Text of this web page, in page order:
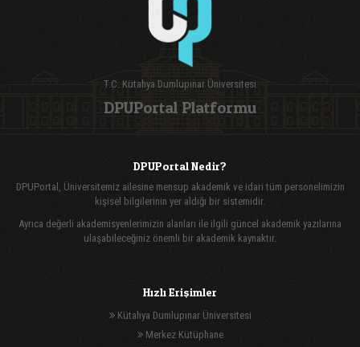
T.C. Kütahya Dumlupınar Üniversitesi
DPUPortal Platformu
DPUPortal Nedir?
DPUPortal, Üniversitemiz ailesine mensup akademik ve idari tüm personelimizin
kişisel bilgilerinin yer aldığı bir sistemidir.
Ayrıca değerli akademisyenlerimizin alanları ile ilgili güncel akademik yazılarına
ulaşabileceğiniz önemli bir akademik kaynaktır.
Hızlı Erişimler
Kütahya Dumlupınar Üniversitesi
Merkez Kütüphane